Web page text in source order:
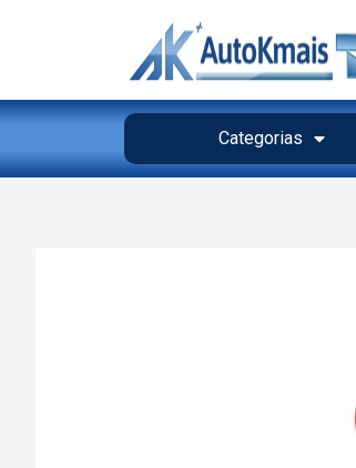
Categorias